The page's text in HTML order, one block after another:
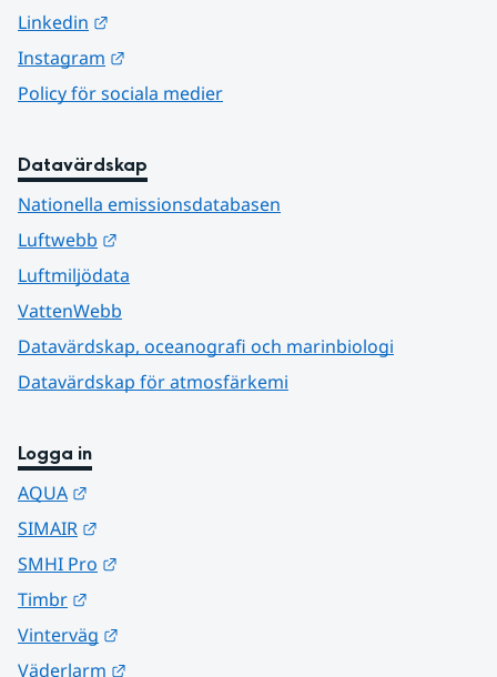
Linkedin
Instagram
Policy för sociala medier
Datavärdskap
Nationella emissionsdatabasen
Luftwebb
Luftmiljödata
VattenWebb
Datavärdskap, oceanografi och marinbiologi
Datavärdskap för atmosfärkemi
Logga in
AQUA
SIMAIR
SMHI Pro
Timbr
Vinterväg
Väderlarm